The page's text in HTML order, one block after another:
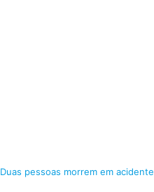
Duas pessoas morrem em acidente